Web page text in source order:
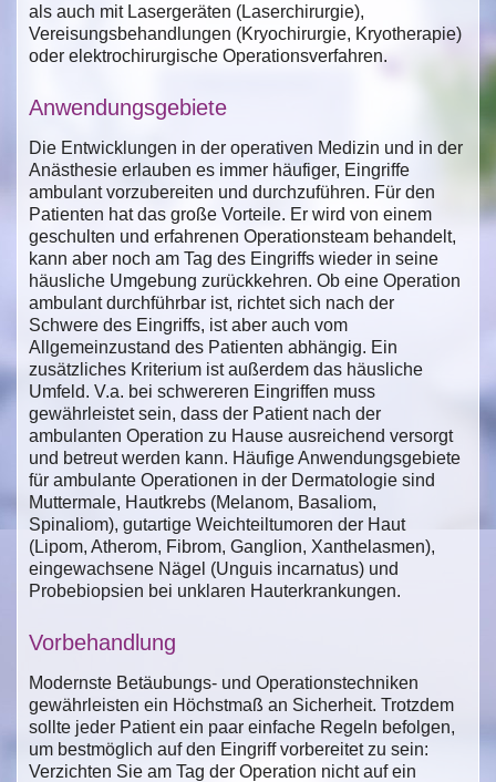
als auch mit Lasergeräten (Laserchirurgie),
Vereisungsbehandlungen (Kryochirurgie, Kryotherapie)
oder elektrochirurgische Operationsverfahren.
Anwendungsgebiete
Die Entwicklungen in der operativen Medizin und in der
Anästhesie erlauben es immer häufiger, Eingriffe
ambulant vorzubereiten und durchzuführen. Für den
Patienten hat das große Vorteile. Er wird von einem
geschulten und erfahrenen Operationsteam behandelt,
kann aber noch am Tag des Eingriffs wieder in seine
häusliche Umgebung zurückkehren. Ob eine Operation
ambulant durchführbar ist, richtet sich nach der
Schwere des Eingriffs, ist aber auch vom
Allgemeinzustand des Patienten abhängig. Ein
zusätzliches Kriterium ist außerdem das häusliche
Umfeld. V.a. bei schwereren Eingriffen muss
gewährleistet sein, dass der Patient nach der
ambulanten Operation zu Hause ausreichend versorgt
und betreut werden kann. Häufige Anwendungsgebiete
für ambulante Operationen in der Dermatologie sind
Muttermale, Hautkrebs (Melanom, Basaliom,
Spinaliom), gutartige Weichteiltumoren der Haut
(Lipom, Atherom, Fibrom, Ganglion, Xanthelasmen),
eingewachsene Nägel (Unguis incarnatus) und
Probebiopsien bei unklaren Hauterkrankungen.
Vorbehandlung
Modernste Betäubungs- und Operationstechniken
gewährleisten ein Höchstmaß an Sicherheit. Trotzdem
sollte jeder Patient ein paar einfache Regeln befolgen,
um bestmöglich auf den Eingriff vorbereitet zu sein:
Verzichten Sie am Tag der Operation nicht auf ein